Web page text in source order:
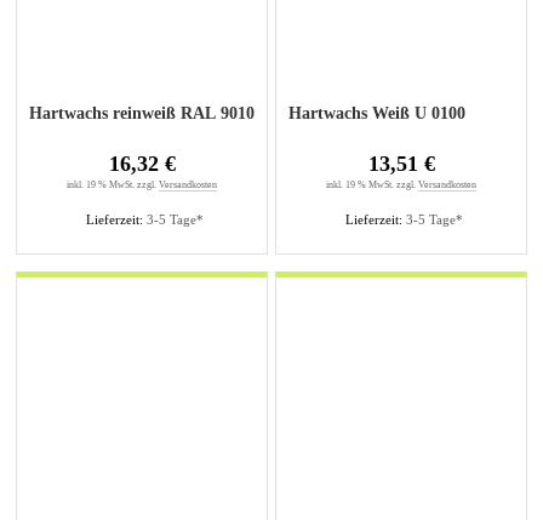
Hartwachs reinweiß RAL 9010
Lieferzeit: 3-5 Tage*
16,32 €
inkl. 19 % MwSt. zzgl. Versandkosten
Hartwachs Weiß U 0100
Lieferzeit: 3-5 Tage*
13,51 €
inkl. 19 % MwSt. zzgl. Versandkosten